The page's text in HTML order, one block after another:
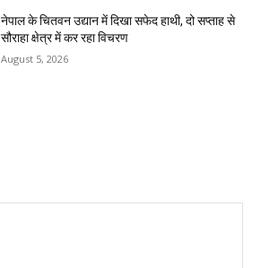
नेपाल के चितवन उद्यान में दिखा सफेद हाथी, दो सप्ताह से
सौराहा क्षेत्र में कर रहा विचरण
August 5, 2026